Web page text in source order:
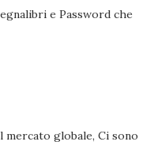
e Password che
mercato globale, Ci sono